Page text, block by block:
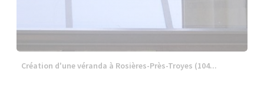
Création d'une véranda à Rosières-Près-Troyes (104...